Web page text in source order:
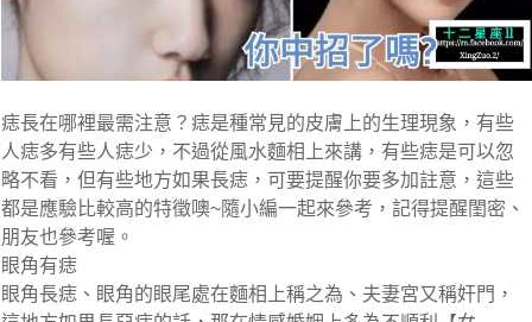
痣長在哪裡最需注意？痣是種常見的皮膚上的生理現象，有些
人痣多有些人痣少，不過從風水麵相上來講，有些痣是可以忽
略不看，但有些地方如果長痣，可要提醒你要多加註意，這些
都是應驗比較高的特徵噢~隨小編一起來參考，記得提醒閨密、
朋友也參考喔。
眼角有痣
眼角長痣、眼角的眼尾處在麵相上稱之為、夫妻宮又稱奸門，